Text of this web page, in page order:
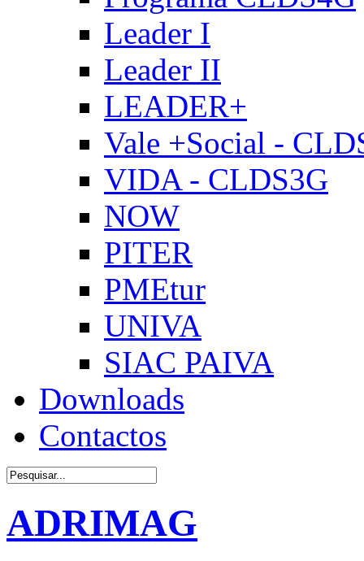
Leader I
Leader II
LEADER+
Vale +Social -
VIDA - CLDS3G
NOW
PITER
PMEtur
UNIVA
SIAC PAIVA
Downloads
Contactos
ADRIMAG